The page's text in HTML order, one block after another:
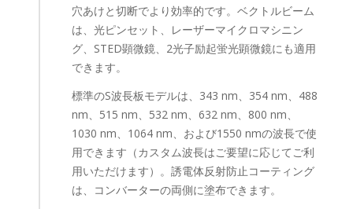
穴あけと切断でより効率的です。ベクトルビーム
は、光ピンセット、レーザーマイクロマシニン
グ、STED顕微鏡、2光子励起蛍光顕微鏡にも適用
できます。
標準のS波長板モデルは、343 nm、354 nm、488
nm、515 nm、532 nm、632 nm、800 nm、
1030 nm、1064 nm、および1550 nmの波長で使
用できます（カスタム波長はご要望に応じてご利
用いただけます）。誘電体反射防止コーティング
は、コンバーターの両側に塗布できます。